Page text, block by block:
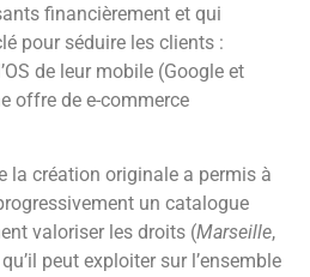
financièrement et qui
pour séduire les clients :
de leur mobile (Google et
offre de e-commerce
la création originale a permis à
un catalogue
valoriser les droits (Marseille,
peut exploiter sur l’ensemble